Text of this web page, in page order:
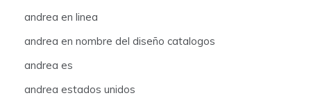
andrea en linea
andrea en nombre del diseño catalogos
andrea es
andrea estados unidos